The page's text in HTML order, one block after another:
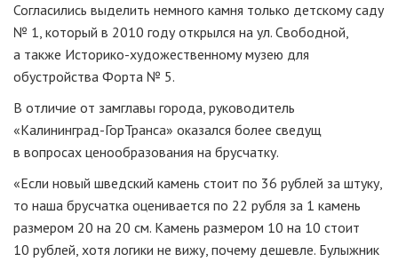
Согласились выделить немного камня только детскому саду
№ 1, который в 2010 году открылся на ул. Свободной,
а также Историко-художественномумузею для
обустройства Форта № 5.
В отличие от замглавы города, руководитель
«Калининград-ГорТранса» оказался более сведущ
в вопросах ценообразования на брусчатку.
«Если новый шведский камень стоит по 36 рублей за штуку,
то наша брусчатка оценивается по 22 рубля за 1 камень
размером 20 на 20 см. Камень размером 10 на 10 стоит
10 рублей, хотя логики не вижу, почему дешевле. Булыжник